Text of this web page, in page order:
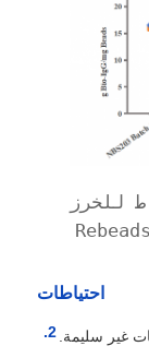
للخرز
احتياطات
غير سليمة.